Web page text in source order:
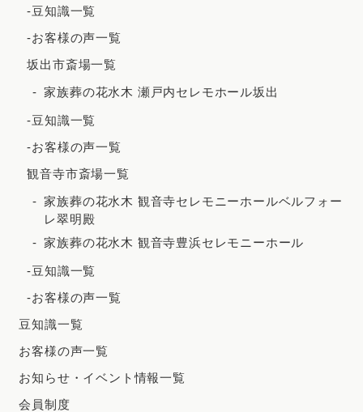
-豆知識一覧
-お客様の声一覧
坂出市斎場一覧
家族葬の花水木 瀬戸内セレモホール坂出
-豆知識一覧
-お客様の声一覧
観音寺市斎場一覧
家族葬の花水木 観音寺セレモニーホールベルフォー
レ翠明殿
家族葬の花水木 観音寺豊浜セレモニーホール
-豆知識一覧
-お客様の声一覧
豆知識一覧
お客様の声一覧
お知らせ・イベント情報一覧
会員制度